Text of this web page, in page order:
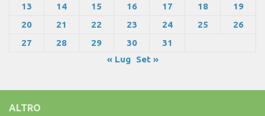
13
14 15 16 17 18
19
20
21 22 23 24 25
26
27
28 29 30
31
« Lug
Set »
ALTRO